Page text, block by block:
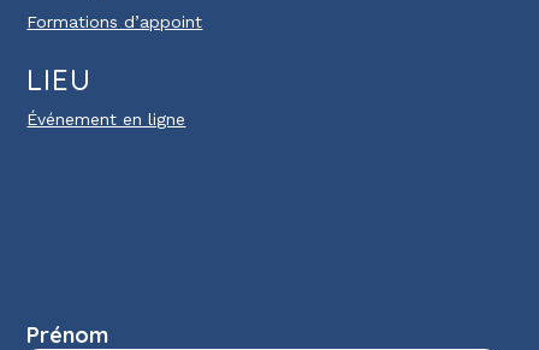
Formations d’appoint
LIEU
Événement en ligne
Prénom